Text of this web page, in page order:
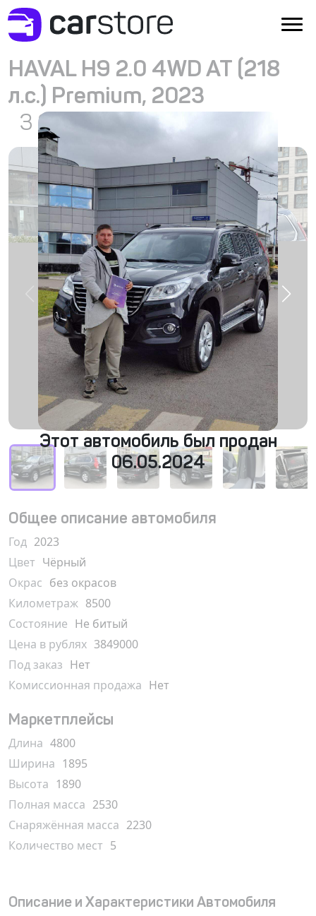
Этот автомобиль был продан
06.05.2024
HAVAL H9 2.0 4WD AT (218
л.с.) Premium, 2023
3 938 262₽
Общее описание автомобиля
Год 2023
Цвет Чёрный
Окрас без окрасов
Километраж 8500
Состояние Не битый
Цена в рублях 3849000
Под заказ Нет
Комиссионная продажа Нет
Маркетплейсы
Длина 4800
Ширина 1895
Высота 1890
Полная масса 2530
Снаряжённая масса 2230
Количество мест 5
Описание и Характеристики Автомобиля